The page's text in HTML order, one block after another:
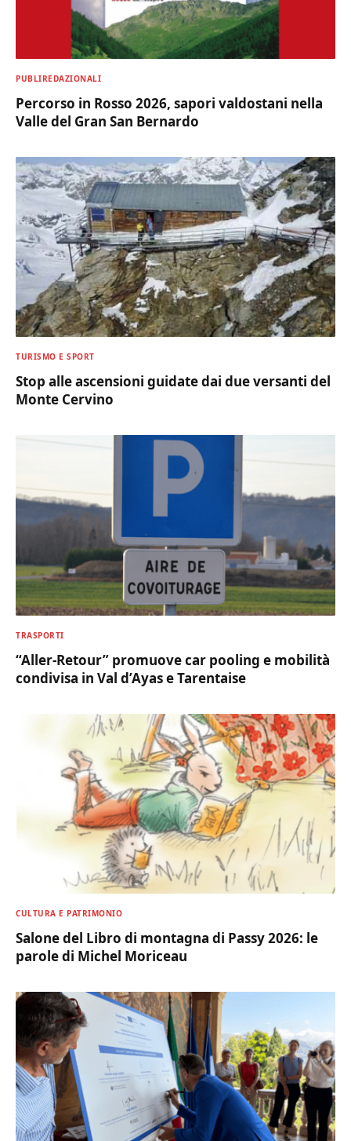
PUBLIREDAZIONALI
Percorso in Rosso 2026, sapori valdostani nella
Valle del Gran San Bernardo
TURISMO E SPORT
Stop alle ascensioni guidate dai due versanti del
Monte Cervino
TRASPORTI
“Aller-Retour” promuove car pooling e mobilità
condivisa in Val d’Ayas e Tarentaise
CULTURA E PATRIMONIO
Salone del Libro di montagna di Passy 2026: le
parole di Michel Moriceau